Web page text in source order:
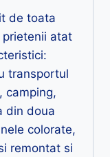
de toata
atat
transportul
camping,
din doua
colorate,
remontat si